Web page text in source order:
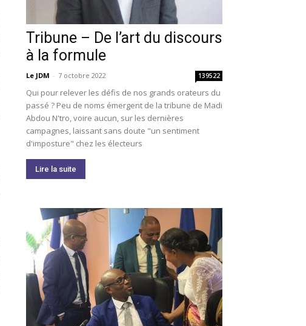
Tribune – De l’art du discours
à la formule
Le JDM - 7 octobre 2022 139522
Qui pour relever les défis de nos grands orateurs du
passé ? Peu de noms émergent de la tribune de Madi
Abdou N'tro, voire aucun, sur les dernières
campagnes, laissant sans doute "un sentiment
d'imposture" chez les électeurs
Lire la suite